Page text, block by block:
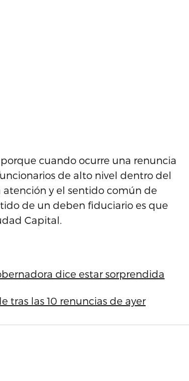
cuando ocurre una renuncia
de alto nivel dentro del
atención y el sentido común de
de un deben fiduciario es que
Capital.
dice estar sorprendida
tras las 10 renuncias de ayer